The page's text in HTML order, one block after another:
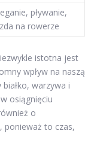
pływanie,
na rowerze
istotna jest
wpływ na naszą
warzywa i
osiągnięciu
o
ponieważ to czas,